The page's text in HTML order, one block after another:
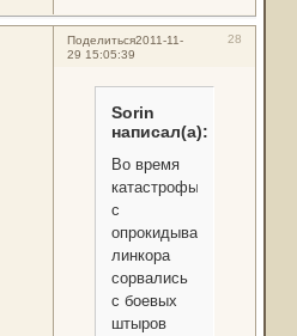
Поделиться 28
2011-11-
29 15:05:39
Sorin
написал(а):
Во время
катастрофы
с
опрокидывающегося
линкора
сорвались
с боевых
штыров